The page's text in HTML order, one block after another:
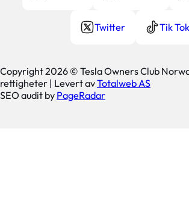
Twitter Tik Tok
Copyright 2026 © Tesla Owners Club
rettigheter | Levert avTotalweb AS
SEO audit by PageRadar